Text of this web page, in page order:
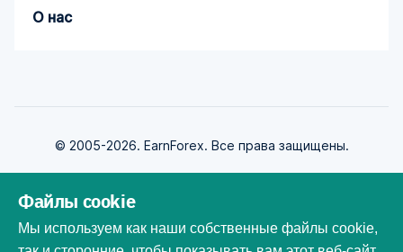
О нас
© 2005-2026. EarnForex. Все права защищены.
Файлы cookie
Мы используем как наши собственные файлы cookie,